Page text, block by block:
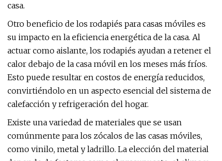
casa.
Otro beneficio de los rodapiés para casas móviles es
su impacto en la eficiencia energética de la casa. Al
actuar como aislante, los rodapiés ayudan a retener el
calor debajo de la casa móvil en los meses más fríos.
Esto puede resultar en costos de energía reducidos,
convirtiéndolo en un aspecto esencial del sistema de
calefacción y refrigeración del hogar.
Existe una variedad de materiales que se usan
comúnmente para los zócalos de las casas móviles,
como vinilo, metal y ladrillo. La elección del material